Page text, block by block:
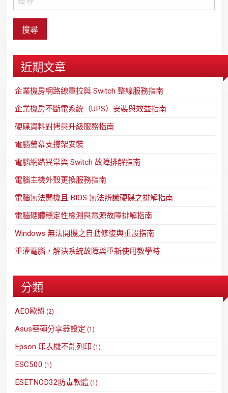
近期文章
企業機房網路線重拉與 Switch 整線服務指南
企業機房不斷電系統（UPS）安裝與效益指南
硬碟資料對拷與升級服務指南
電腦螢幕支撐架安裝
電腦網路異常與 Switch 故障排解指南
電腦主機外殼更換服務指南
電腦無法開機且 BIOS 無法辨識硬碟之排解指南
電腦硬體穩定性檢測與電源故障排解指南
Windows 無法開機之自動修復與重設指南
重灌電腦，解決系統故障與重新使用教學時
分類
AEO歐盟 (2)
Asus華碩分享器設定 (1)
Epson 印表機不能列印 (1)
ESC500 (1)
ESETNOD32防毒軟體 (1)